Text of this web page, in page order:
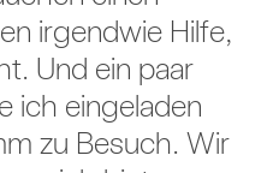
irgendwie Hilfe,
Und ein paar
ich eingeladen
zu Besuch. Wir